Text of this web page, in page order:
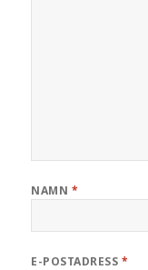
NAMN *
E-POSTADRESS *